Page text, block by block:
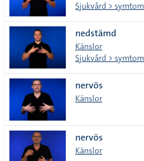
Sjukvård > symtom
nedstämd
Känslor
Sjukvård > symtom
nervös
Känslor
nervös
Känslor